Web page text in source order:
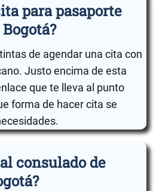
para pasaporte
de agendar una cita con
Justo encima de esta
que te lleva al punto
forma de hacer cita se
consulado de